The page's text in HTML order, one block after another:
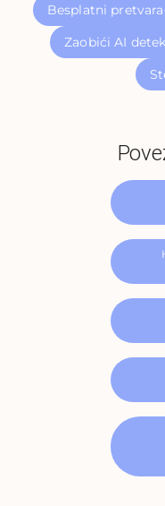
Besplatni
Zaobići AI